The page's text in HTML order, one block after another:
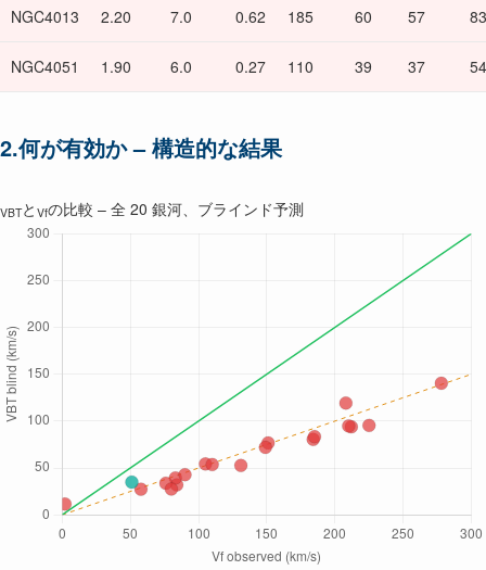
NGC4013 2.20 7.0 0.62 185 60 57 83
NGC4051 1.90 6.0 0.27 110 39 37 54
2.何が有効か – 構造的な結果
VBTと Vfの比較 – 全 20 銀河、ブラインド予測